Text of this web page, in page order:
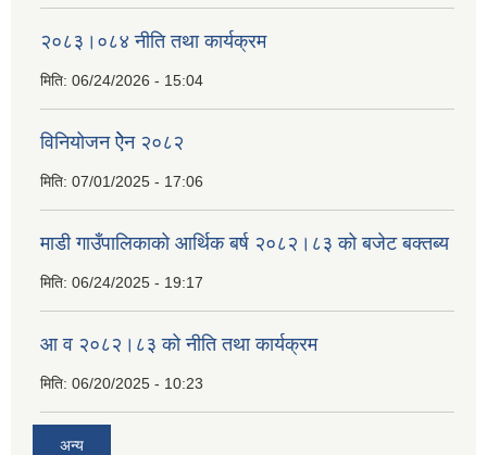
२०८३।०८४ नीति तथा कार्यक्रम
मिति: 06/24/2026 - 15:04
विनियोजन ऐेन २०८२
मिति: 07/01/2025 - 17:06
माडी गाउँपालिकाको आर्थिक बर्ष २०८२।८३ को बजेट बक्तब्य
मिति: 06/24/2025 - 19:17
आ व २०८२।८३ को नीति तथा कार्यक्रम
मिति: 06/20/2025 - 10:23
अन्य